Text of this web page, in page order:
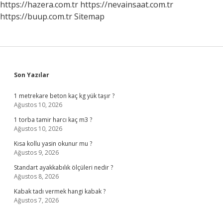
https://hazera.com.tr https://nevainsaat.com.tr
https://buup.com.trSitemap
Sidebar
Son Yazılar
1 metrekare beton kaç kg yük taşır ?
Ağustos 10, 2026
1 torba tamir harcı kaç m3 ?
Ağustos 10, 2026
Kısa kollu yasin okunur mu ?
Ağustos 9, 2026
Standart ayakkabılık ölçüleri nedir ?
Ağustos 8, 2026
Kabak tadı vermek hangi kabak ?
Ağustos 7, 2026